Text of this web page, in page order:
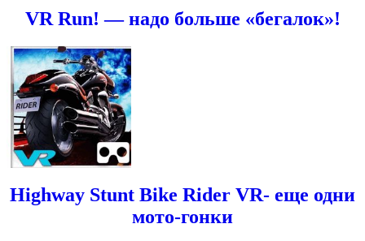
VR Run! — надо больше «бегалок»!
Highway Stunt Bike Rider VR- еще одни
мото-гонки